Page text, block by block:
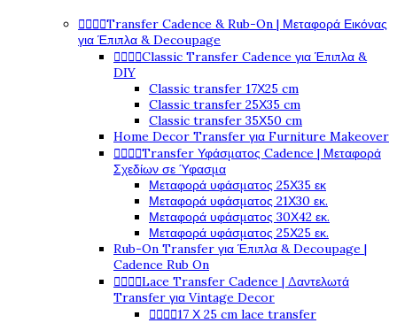
Transfer Cadence & Rub-On | Μεταφορά Εικόνας
για Έπιπλα & Decoupage
Classic Transfer Cadence για Έπιπλα &
DIY
Classic transfer 17Χ25 cm
Classic transfer 25Χ35 cm
Classic transfer 35Χ50 cm
Home Decor Transfer για Furniture Makeover
Transfer Υφάσματος Cadence | Μεταφορά
Σχεδίων σε Ύφασμα
Μεταφορά υφάσματος 25Χ35 εκ
Μεταφορά υφάσματος 21Χ30 εκ.
Μεταφορά υφάσματος 30Χ42 εκ.
Μεταφορά υφάσματος 25Χ25 εκ.
Rub-On Transfer για Έπιπλα & Decoupage |
Cadence Rub On
Lace Transfer Cadence | Δαντελωτά
Transfer για Vintage Decor
17 Χ 25 cm lace transfer